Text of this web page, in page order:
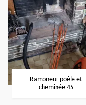
Ramoneur poêle et
cheminée 45